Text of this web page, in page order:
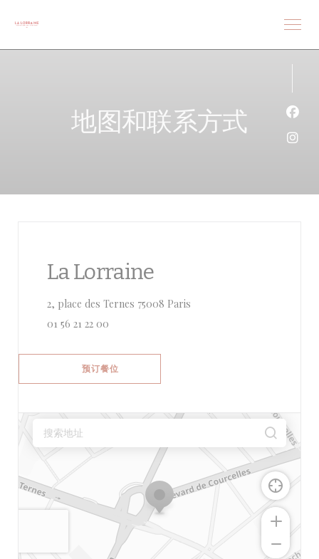
地图和联系方式
La Lorraine
2, place des Ternes 75008 Paris
01 56 21 22 00
预订餐位